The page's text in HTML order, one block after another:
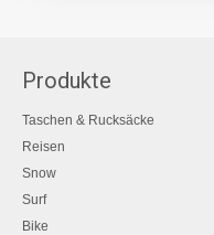
Produkte
Taschen & Rucksäcke
Reisen
Snow
Surf
Bike